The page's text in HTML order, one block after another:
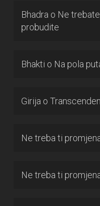
Bhadra o Ne
probudite
Bhakti o Na pola
Girija o
Ne treba ti
Ne treba ti